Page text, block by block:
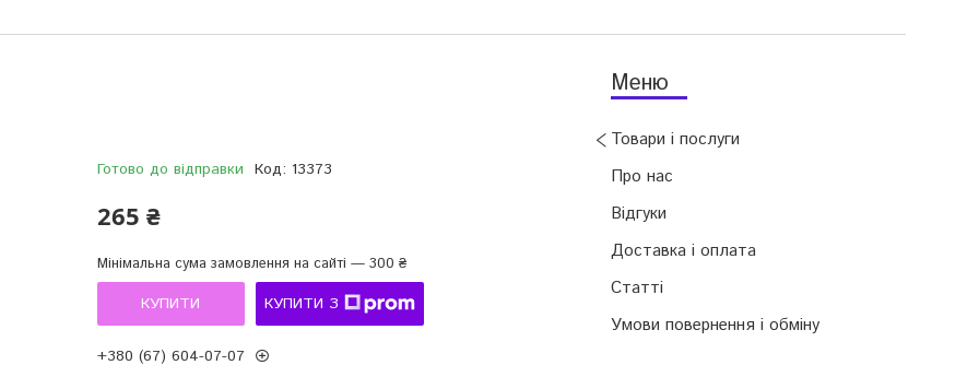
Товари і послуги
Про нас
Відгуки
Доставка і оплата
Статті
Умови повернення і обміну
Готово до відправки Код: 13373
265 ₴
Мінімальна сума замовлення на сайті — 300 ₴
КУПИТИ КУПИТИ З
+380 (67) 604-07-07